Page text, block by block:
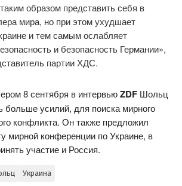
образом представить себя в
мира, но при этом ухудшает
и тем самым ослабляет
и безопасность Германии»,
партии ХДС.
8 сентября в интервьюZDF Шольц
больше усилий, для поиска мирного
конфликта. Он также предложил
мирной конференции по Украине, в
участие и Россия.
Украина